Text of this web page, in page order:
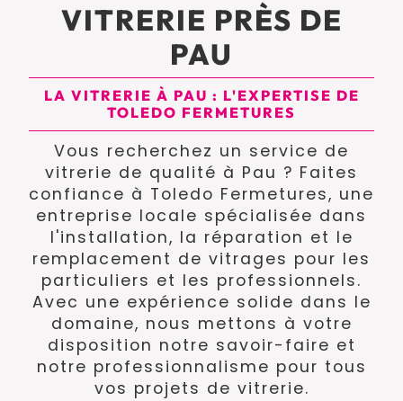
VITRERIE PRÈS DE
PAU
LA VITRERIE À PAU : L'EXPERTISE DE
TOLEDO FERMETURES
Vous recherchez un service de
vitrerie de qualité à Pau ? Faites
confiance à Toledo Fermetures, une
entreprise locale spécialisée dans
l'installation, la réparation et le
remplacement de vitrages pour les
particuliers et les professionnels.
Avec une expérience solide dans le
domaine, nous mettons à votre
disposition notre savoir-faire et
notre professionnalisme pour tous
vos projets de vitrerie.